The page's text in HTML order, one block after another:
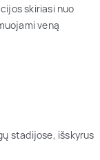
skiriasi nuo
veną
stadijose, išskyrus